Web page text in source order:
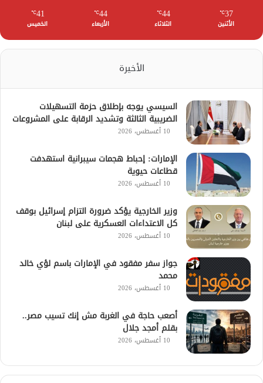
37
℃
الأثنين
44
℃
الثلاثاء
44
℃
الأربعاء
41
℃
الخميس
الأخيرة
السيسي يوجه بإطلاق حزمة التسهيلات
الضريبية الثالثة وتشديد الرقابة على المشروعات
10 أغسطس، 2026
الإمارات: إحباط هجمات سيبرانية استهدفت
قطاعات حيوية
10 أغسطس، 2026
وزير الخارجية يؤكد ضرورة التزام إسرائيل بوقف
كل الاعتداءات العسكرية على لبنان
10 أغسطس، 2026
جواز سفر مفقود في الإمارات باسم لؤي خالد
محمد
10 أغسطس، 2026
أصعب حاجة في الغربة مش إنك تسيب مصر..
بقلم أمجد جلال
10 أغسطس، 2026